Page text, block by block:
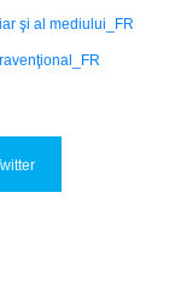
şi al mediului_FR